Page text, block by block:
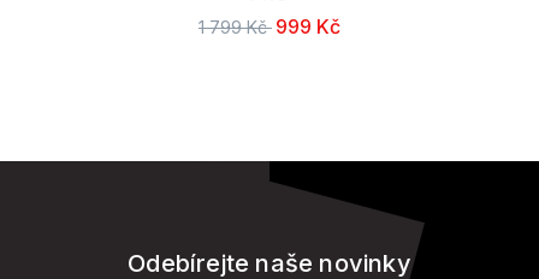
1 799 Kč 999 Kč
Odebírejte naše novinky